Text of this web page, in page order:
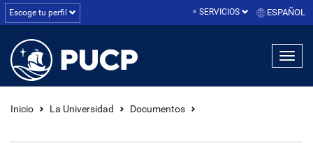
Escoge tu perfil SERVICIOS ESPAÑOL
Inicio La Universidad Documentos